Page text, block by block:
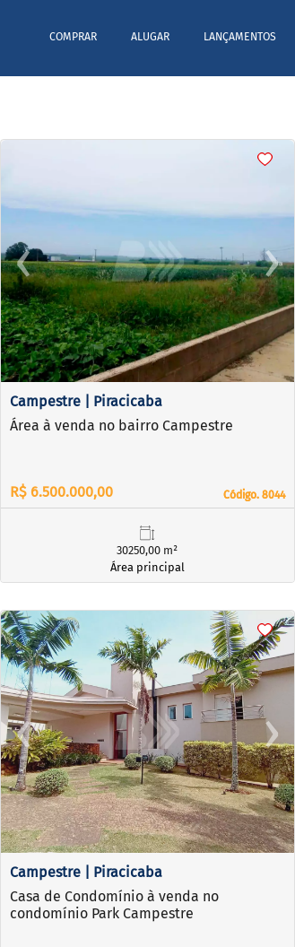
COMPRAR ALUGAR LANÇAMENTOS
‹Previous ›Next
Campestre | Piracicaba
Código. 8044
Código. 8044
Área à venda no bairro Campestre
R$ 6.500.000,00
30250,00 m²
Área principal
<<<<
‹Previous ›Next
Campestre | Piracicaba
Casa de Condomínio à venda no
condomínio Park Campestre